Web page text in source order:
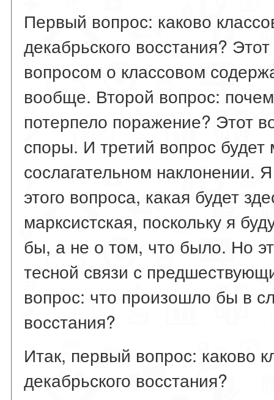
Первый вопрос: каково
декабрьского восстания?
вопросом о классовом
вообще. Второй вопрос:
потерпело поражение? Этот
споры. И третий вопрос будет
сослагательном наклонении.
этого вопроса, какая будет
марксистская, поскольку я
бы, а не о том, что было. Но
тесной связи с
вопрос: что произошло бы в
восстания?
Итак, первый вопрос: каково
декабрьского восстания?